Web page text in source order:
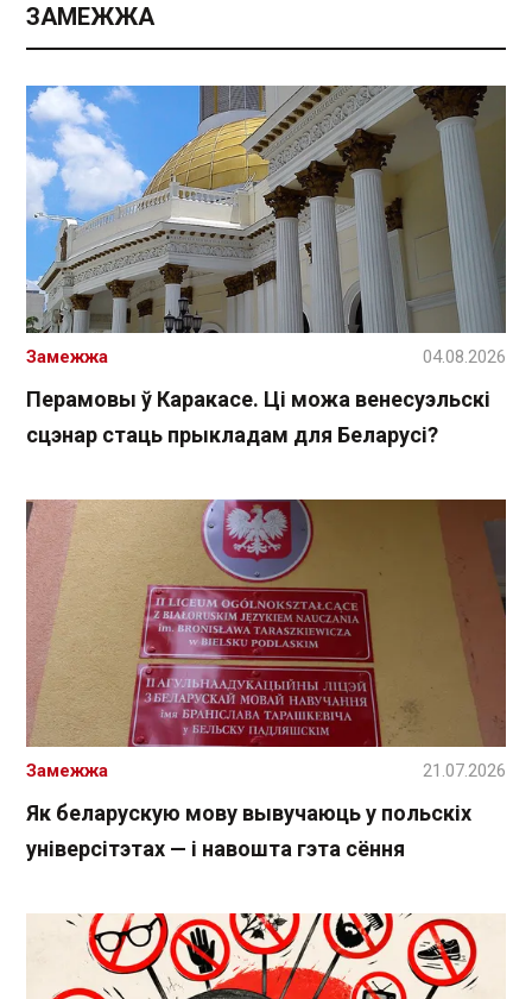
ЗАМЕЖЖА
Перамовы ў Каракасе. Ці можа венесуэльскі
сцэнар стаць прыкладам для Беларусі?
Замежжа 04.08.2026
Як беларускую мову вывучаюць у польскіх
універсітэтах — і навошта гэта сёння
Замежжа 21.07.2026